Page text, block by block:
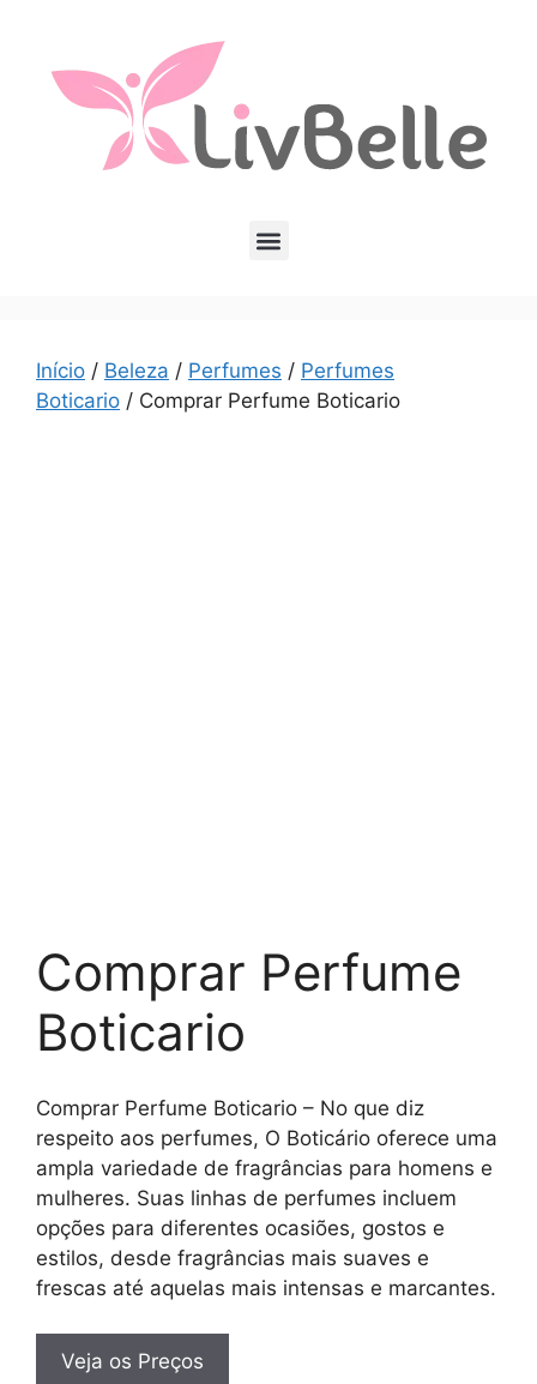
Início / Beleza / Perfumes / Perfumes
Boticario / Comprar Perfume Boticario
Comprar Perfume
Boticario
Comprar Perfume Boticario – No que diz
respeito aos perfumes, O Boticário oferece uma
ampla variedade de fragrâncias para homens e
mulheres. Suas linhas de perfumes incluem
opções para diferentes ocasiões, gostos e
estilos, desde fragrâncias mais suaves e
frescas até aquelas mais intensas e marcantes.
Veja os Preços